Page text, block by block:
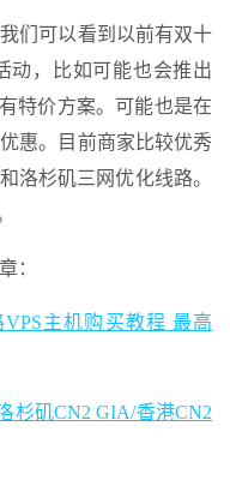
们可以看到以前有双十
动，比如可能也会推出
特价方案。可能也是在
惠。目前商家比较优秀
洛杉矶三网优化线路。
：
主机购买教程 最高
杉矶CN2 GIA/香港CN2